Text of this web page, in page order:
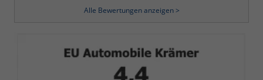
Alle Bewertungen anzeigen >